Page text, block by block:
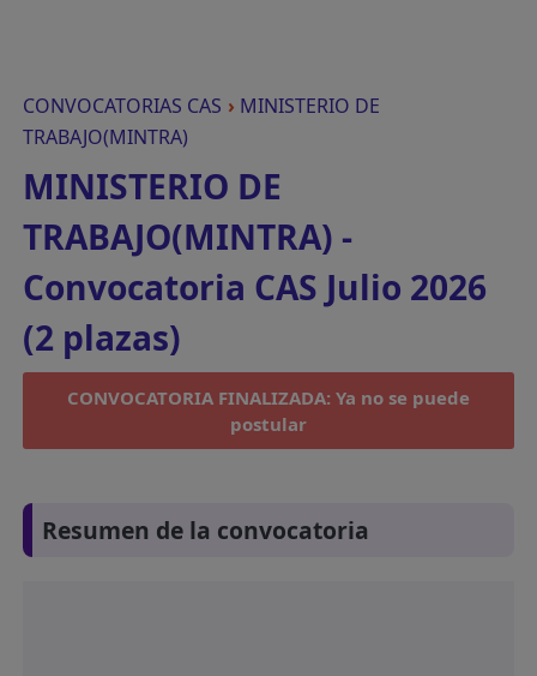
CONVOCATORIAS CAS › MINISTERIO DE
TRABAJO(MINTRA)
MINISTERIO DE
TRABAJO(MINTRA) -
Convocatoria CAS Julio 2026
(2 plazas)
CONVOCATORIA FINALIZADA: Ya no se puede
postular
Resumen de la convocatoria